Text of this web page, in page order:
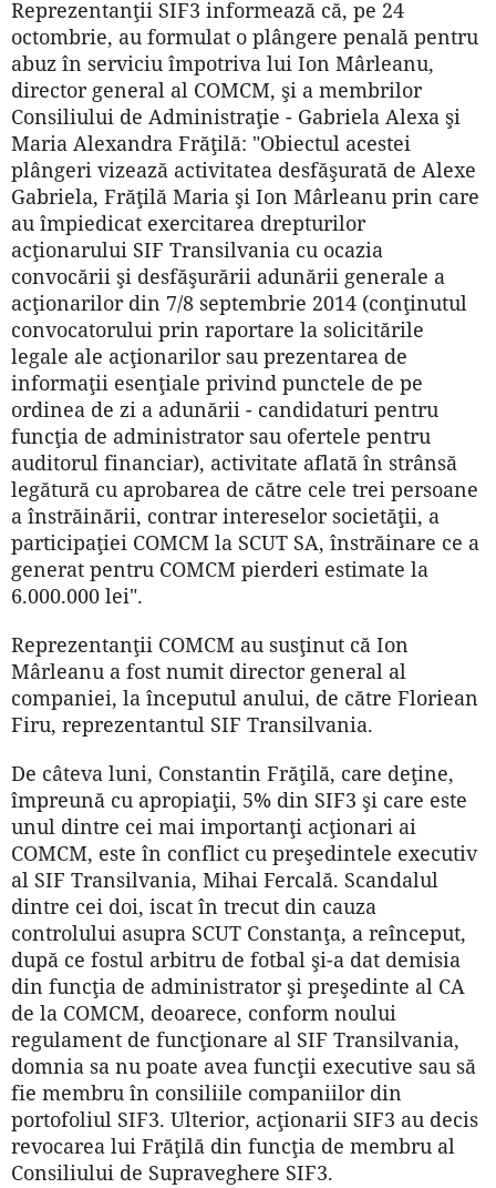
Reprezentanţii SIF3 informează că, pe 24
octombrie, au formulat o plângere penală pentru
abuz în serviciu împotriva lui Ion Mârleanu,
director general al COMCM, şi a membrilor
Consiliului de Administraţie - Gabriela Alexa şi
Maria Alexandra Frăţilă: "Obiectul acestei
plângeri vizează activitatea desfăşurată de Alexe
Gabriela, Frăţilă Maria şi Ion Mârleanu prin care
au împiedicat exercitarea drepturilor
acţionarului SIF Transilvania cu ocazia
convocării şi desfăşurării adunării generale a
acţionarilor din 7/8 septembrie 2014 (conţinutul
convocatorului prin raportare la solicitările
legale ale acţionarilor sau prezentarea de
informaţii esenţiale privind punctele de pe
ordinea de zi a adunării - candidaturi pentru
funcţia de administrator sau ofertele pentru
auditorul financiar), activitate aflată în strânsă
legătură cu aprobarea de către cele trei persoane
a înstrăinării, contrar intereselor societăţii, a
participaţiei COMCM la SCUT SA, înstrăinare ce a
generat pentru COMCM pierderi estimate la
6.000.000 lei".
Reprezentanţii COMCM au susţinut că Ion
Mârleanu a fost numit director general al
companiei, la începutul anului, de către Floriean
Firu, reprezentantul SIF Transilvania.
De câteva luni, Constantin Frăţilă, care deţine,
împreună cu apropiaţii, 5% din SIF3 şi care este
unul dintre cei mai importanţi acţionari ai
COMCM, este în conflict cu preşedintele executiv
al SIF Transilvania, Mihai Fercală. Scandalul
dintre cei doi, iscat în trecut din cauza
controlului asupra SCUT Constanţa, a reînceput,
după ce fostul arbitru de fotbal şi-a dat demisia
din funcţia de administrator şi preşedinte al CA
de la COMCM, deoarece, conform noului
regulament de funcţionare al SIF Transilvania,
domnia sa nu poate avea funcţii executive sau să
fie membru în consiliile companiilor din
portofoliul SIF3. Ulterior, acţionarii SIF3 au decis
revocarea lui Frăţilă din funcţia de membru al
Consiliului de Supraveghere SIF3.